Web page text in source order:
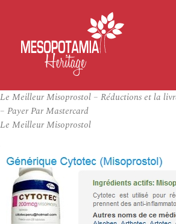
Le Meilleur Misoprostol – Réductions et la
– Payer Par Mastercard
Le Meilleur Misoprostol